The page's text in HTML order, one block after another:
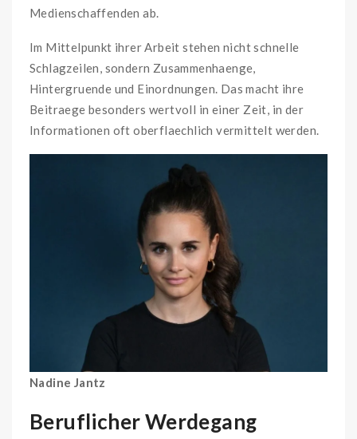
Medienschaffenden ab.
Im Mittelpunkt ihrer Arbeit stehen nicht schnelle
Schlagzeilen, sondern Zusammenhaenge,
Hintergruende und Einordnungen. Das macht ihre
Beitraege besonders wertvoll in einer Zeit, in der
Informationen oft oberflaechlich vermittelt werden.
Nadine Jantz
Beruflicher Werdegang